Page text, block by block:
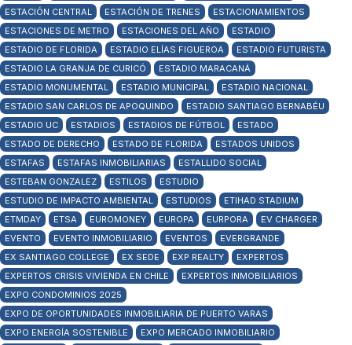
ESTACIÓN CENTRAL
ESTACIÓN DE TRENES
ESTACIONAMIENTOS
ESTACIONES DE METRO
ESTACIONES DEL AÑO
ESTADIO
ESTADIO DE FLORIDA
ESTADIO ELÍAS FIGUEROA
ESTADIO FUTURISTA
ESTADIO LA GRANJA DE CURICÓ
ESTADIO MARACANÁ
ESTADIO MONUMENTAL
ESTADIO MUNICIPAL
ESTADIO NACIONAL
ESTADIO SAN CARLOS DE APOQUINDO
ESTADIO SANTIAGO BERNABÉU
ESTADIO UC
ESTADIOS ESTADIOS DE FÚTBOL
ESTADO
ESTADO DE DERECHO
ESTADO DE FLORIDA
ESTADOS UNIDOS
ESTAFAS
ESTAFAS INMOBILIARIAS
ESTALLIDO SOCIAL
ESTEBAN GONZALEZ
ESTILOS
ESTUDIO
ESTUDIO DE IMPACTO AMBIENTAL
ESTUDIOS
ETIHAD STADIUM
ETMDAY
ETSA EUROMONEY EUROPA EURPORA
EV CHARGER
EVENTO
EVENTO INMOBILIARIO EVENTOS
EVERGRANDE
EX SANTIAGO COLLEGE
EX SEDE EXP REALTY
EXPERTOS
EXPERTOS CRISIS VIVIENDA EN CHILE
EXPERTOS INMOBILIARIOS
EXPO CONDOMINIOS 2025
EXPO DE OPORTUNIDADES INMOBILIARIA DE PUERTO VARAS
EXPO ENERGÍA SOSTENIBLE
EXPO MERCADO INMOBILIARIO